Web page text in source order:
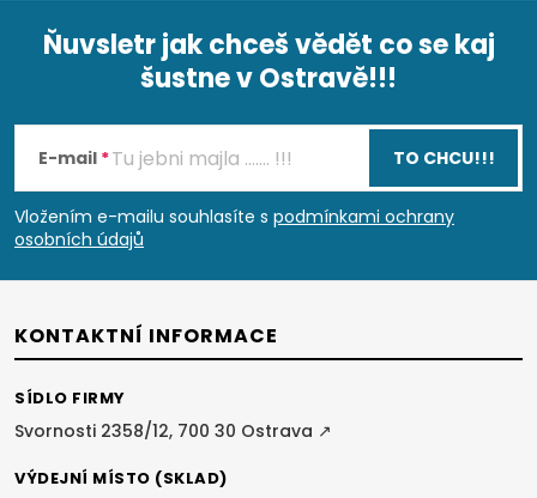
p
a
t
Ňuvsletr jak chceš vědět co se kaj
šustne v Ostravě!!!
E-mail
Vložením e-mailu souhlasíte s podmínkami ochrany
osobních údajů
TO CHCU!!!
KONTAKTNÍ INFORMACE
SÍDLO FIRMY
Svornosti 2358/12, 700 30 Ostrava ↗
VÝDEJNÍ MÍSTO (SKLAD)